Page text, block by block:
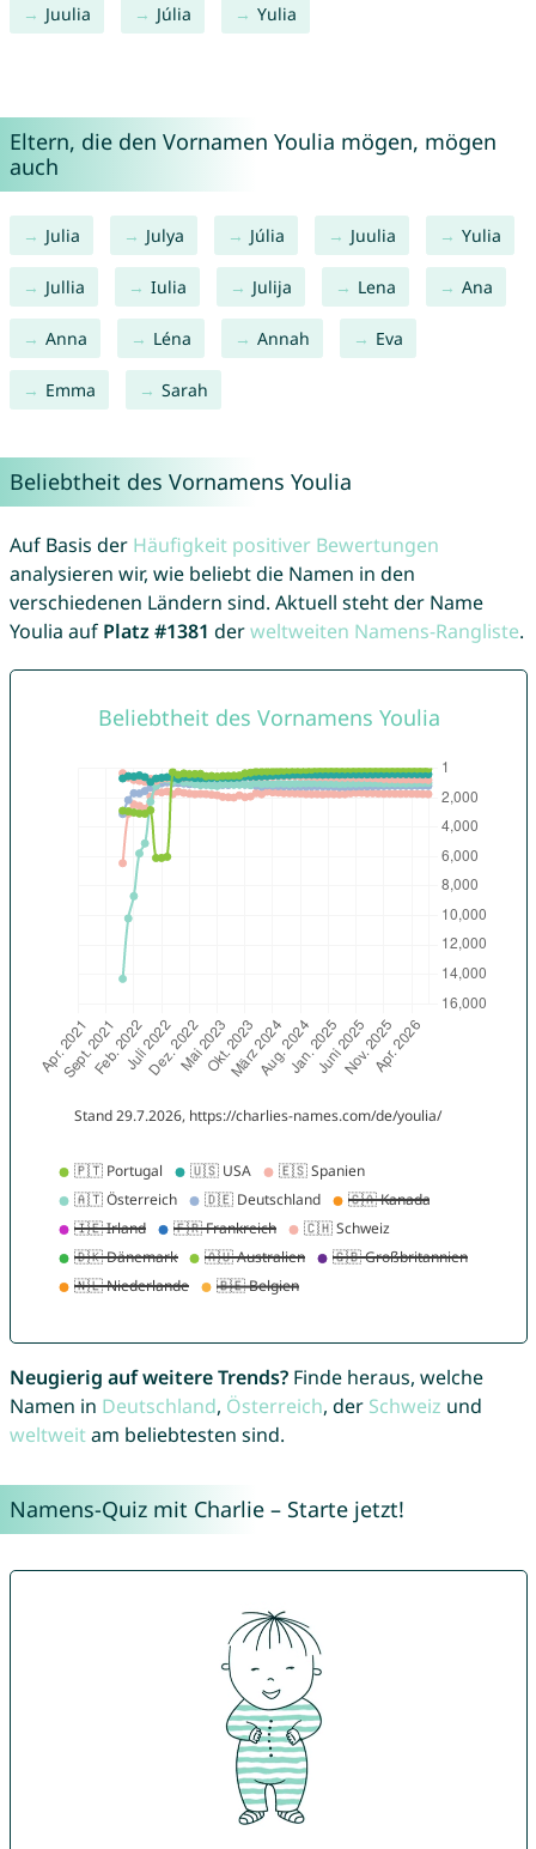
Juulia Júlia Yulia
Eltern, die den Vornamen Youlia mögen, mögen
auch
Julia Julya Júlia Juulia Yulia
Jullia Iulia Julija Lena Ana
Anna Léna Annah Eva
Emma Sarah
Beliebtheit des Vornamens Youlia
Auf Basis der Häufigkeit positiver Bewertungen
analysieren wir, wie beliebt die Namen in den
verschiedenen Ländern sind. Aktuell steht der Name
Youlia auf Platz #1381 derweltweiten Namens-Rangliste.
Neugierig auf weitere Trends?Finde heraus, welche
Namen in Deutschland, Österreich, der Schweiz und
weltweitam beliebtesten sind.
Namens-Quiz mit Charlie – Starte jetzt!